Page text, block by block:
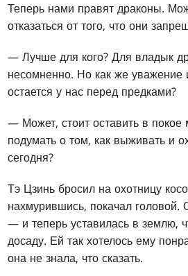
Теперь нами правят драконы.
отказаться от того, что они
— Лучше для кого? Для владык
несомненно. Но как же уважение
остается у нас перед предками?
— Может, стоит оставить в покое
подумать о том, как выживать и
сегодня?
Тэ Цзинь бросил на охотницу
нахмурившись, покачал головой.
— и теперь уставилась в землю,
досаду. Ей так хотелось ему
она не знала, что сказать.